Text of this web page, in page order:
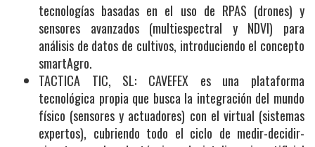
tecnologías basadas en el uso de RPAS (drones) y
sensores avanzados (multiespectral y NDVI) para
análisis de datos de cultivos, introduciendo el concepto
smartAgro.
TACTICA TIC, SL: CAVEFEX es una plataforma
tecnológica propia que busca la integración del mundo
físico (sensores y actuadores) con el virtual (sistemas
expertos), cubriendo todo el ciclo de medir-decidir-